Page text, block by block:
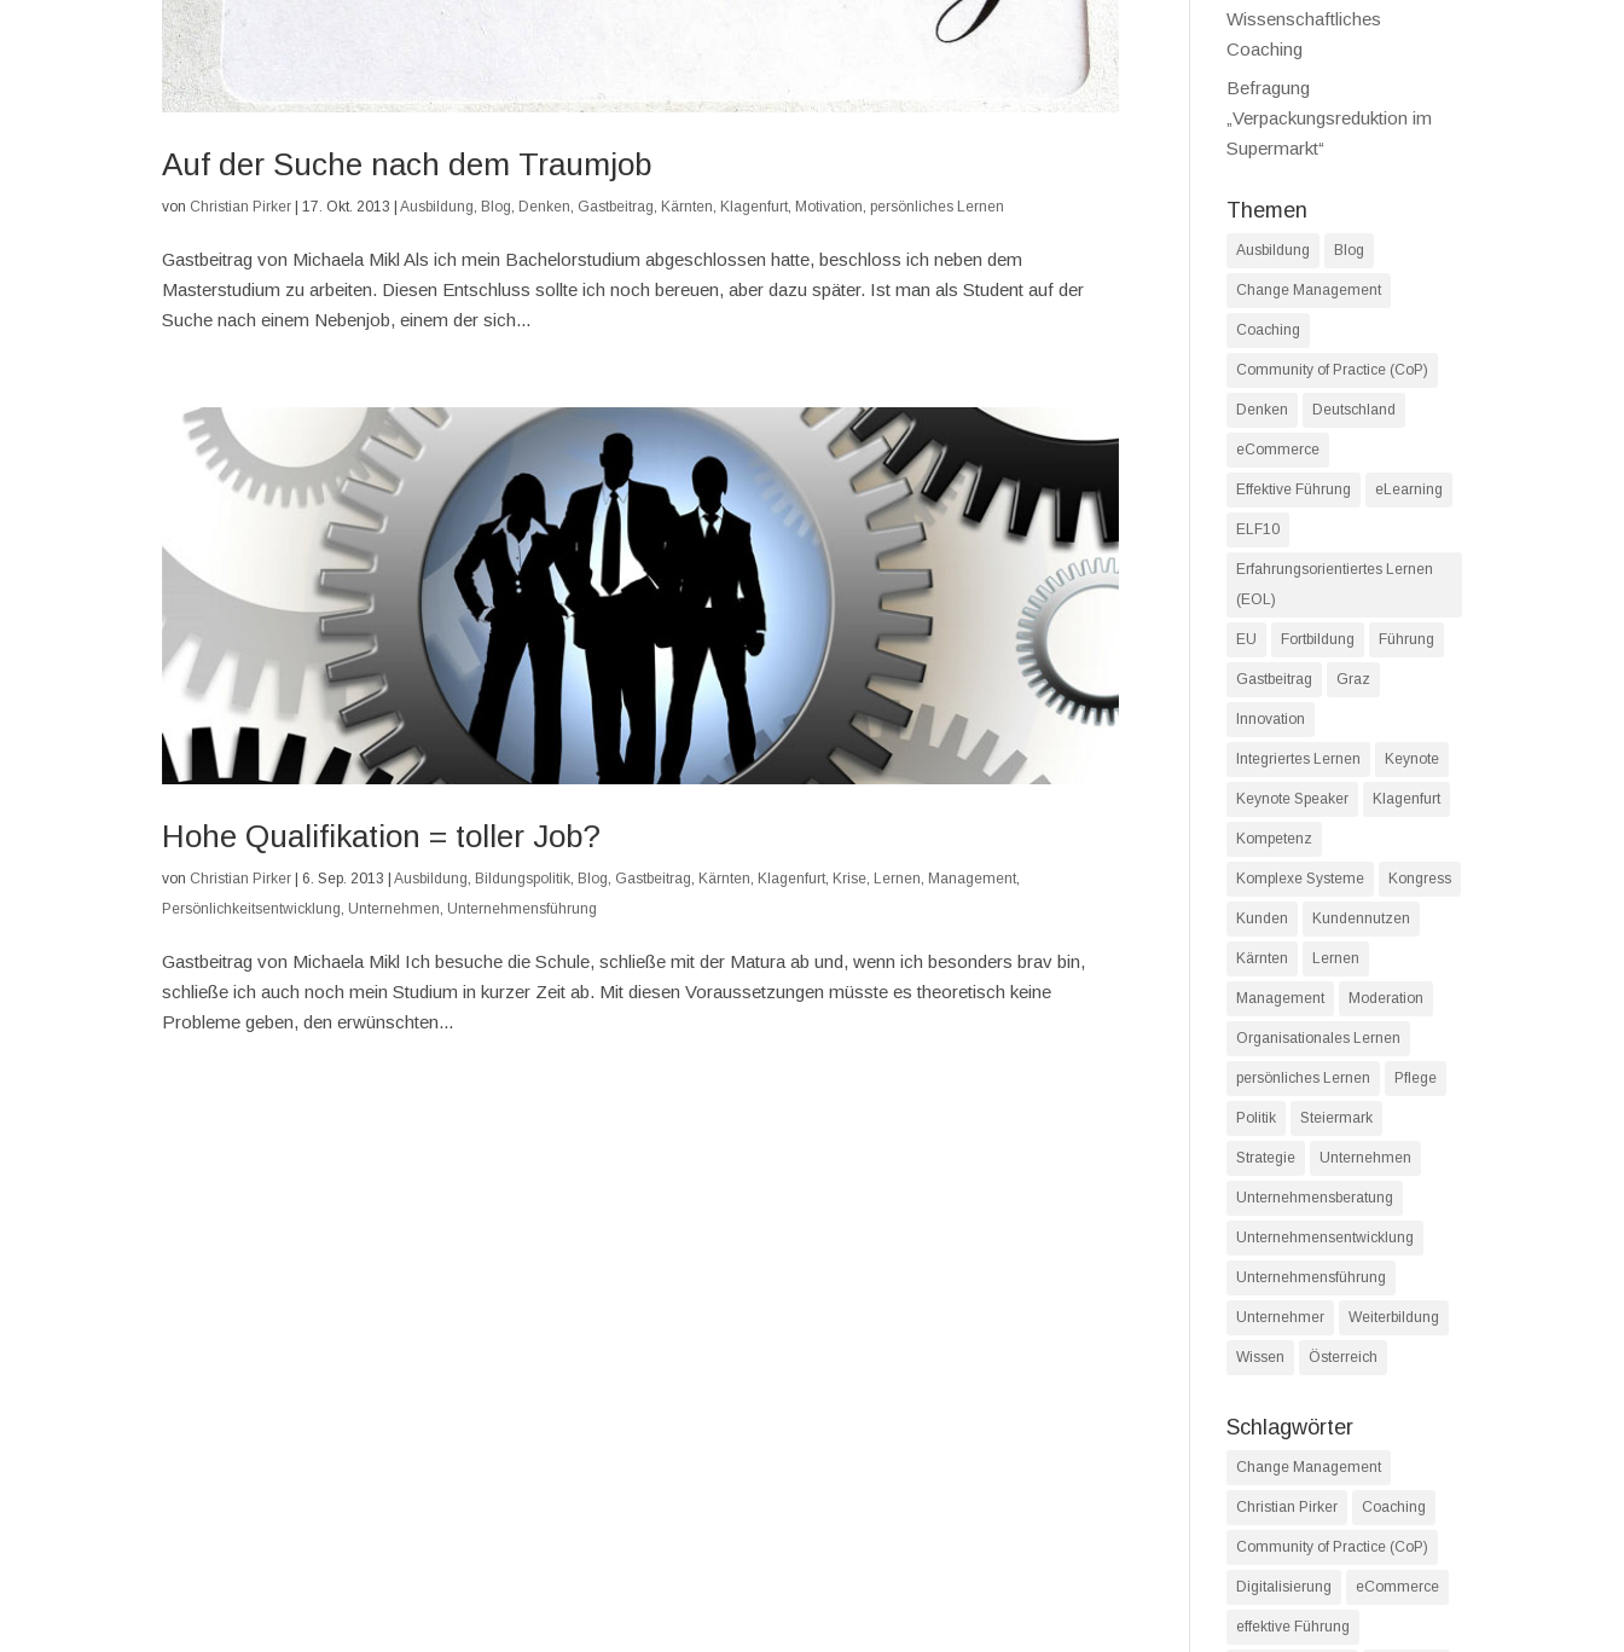
Auf der Suche nach dem Traumjob
von Christian Pirker | 17. Okt. 2013 |Ausbildung Blog Denken Gastbeitrag Kärnten Klagenfurt Motivation persönliches Lernen
Gastbeitrag von Michaela Mikl Als ich mein Bachelorstudium abgeschlossen hatte, beschloss ich neben dem
Masterstudium zu arbeiten. Diesen Entschluss sollte ich noch bereuen, aber dazu später. Ist man als Student auf der
Suche nach einem Nebenjob, einem der sich...
Hohe Qualifikation = toller Job?
von Christian Pirker | 6. Sep. 2013 |Ausbildung Bildungspolitik Blog Gastbeitrag Kärnten Klagenfurt Krise Lernen Management
Persönlichkeitsentwicklung Unternehmen Unternehmensführung
Gastbeitrag von Michaela Mikl Ich besuche die Schule, schließe mit der Matura ab und, wenn ich besonders brav bin,
schließe ich auch noch mein Studium in kurzer Zeit ab. Mit diesen Voraussetzungen müsste es theoretisch keine
Probleme geben, den erwünschten...
Wissenschaftliches
Coaching
Befragung
„Verpackungsreduktion im
Supermarkt“
Themen
Ausbildung Blog
Change Management
Coaching
Community of Practice (CoP)
Denken Deutschland
eCommerce
Effektive Führung eLearning
ELF10
Erfahrungsorientiertes Lernen
(EOL)
EU Fortbildung Führung
Gastbeitrag Graz
Innovation
Integriertes Lernen Keynote
Keynote Speaker Klagenfurt
Kompetenz
Komplexe Systeme Kongress
Kunden Kundennutzen
Kärnten Lernen
Management Moderation
Organisationales Lernen
persönliches Lernen Pflege
Politik Steiermark
Strategie Unternehmen
Unternehmensberatung
Unternehmensentwicklung
Unternehmensführung
Unternehmer Weiterbildung
Wissen Österreich
Schlagwörter
Change Management
Christian Pirker Coaching
Community of Practice (CoP)
Digitalisierung eCommerce
effektive Führung